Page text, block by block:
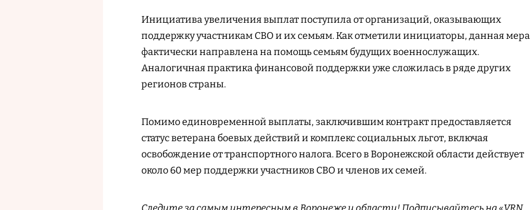
Инициатива увеличения выплат поступила от организаций, оказывающих
поддержку участникам СВО и их семьям. Как отметили инициаторы, данная мера
фактически направлена на помощь семьям будущих военнослужащих.
Аналогичная практика финансовой поддержки уже сложилась в ряде других
регионов страны.
Помимо единовременной выплаты, заключившим контракт предоставляется
статус ветерана боевых действий и комплекс социальных льгот, включая
освобождение от транспортного налога. Всего в Воронежской области действует
около 60 мер поддержки участников СВО и членов их семей.
Следите за самым интересным в Воронеже и области! Подписывайтесь на «VRN